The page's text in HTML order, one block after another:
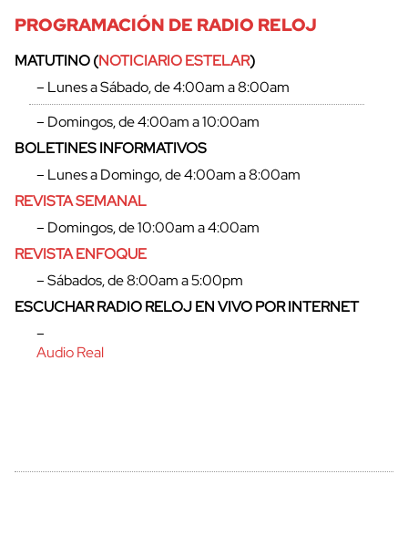
cerrar
PROGRAMACIÓN DE RADIO RELOJ
MATUTINO (NOTICIARIO ESTELAR)
– Lunes a Sábado, de 4:00am a 8:00am
– Domingos, de 4:00am a 10:00am
BOLETINES INFORMATIVOS
– Lunes a Domingo, de 4:00am a 8:00am
REVISTA SEMANAL
– Domingos, de 10:00am a 4:00am
REVISTA ENFOQUE
– Sábados, de 8:00am a 5:00pm
ESCUCHAR RADIO RELOJ EN VIVO POR INTERNET
–
Audio Real